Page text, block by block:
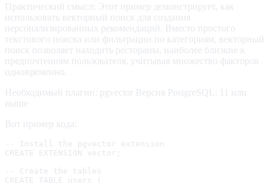
Практический смысл: Этот пример демонстрирует, как
использовать векторный поиск для создания
персонализированных рекомендаций. Вместо простого
текстового поиска или фильтрации по категориям, векторный
поиск позволяет находить рестораны, наиболее близкие к
предпочтениям пользователя, учитывая множество факторов
одновременно.
Необходимый плагин: pgvector Версия PostgreSQL: 11 или
выше
Вот пример кода:
-- Install the pgvector extension
CREATE EXTENSION vector;
-- Create the tables
CREATE TABLE users (